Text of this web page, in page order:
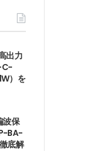
出力
C-
）を
波保
BA-
底解